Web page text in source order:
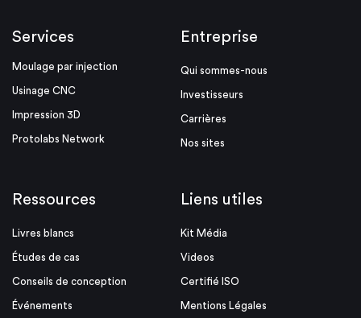
Services
Moulage par injection
Usinage CNC
Impression 3D
Protolabs Network
Entreprise
Qui sommes-nous
Investisseurs
Carrières
Nos sites
Ressources
Livres blancs
Études de cas
Conseils de conception
Événements
Liens utiles
Kit Média
Videos
Certifié ISO
Mentions Légales